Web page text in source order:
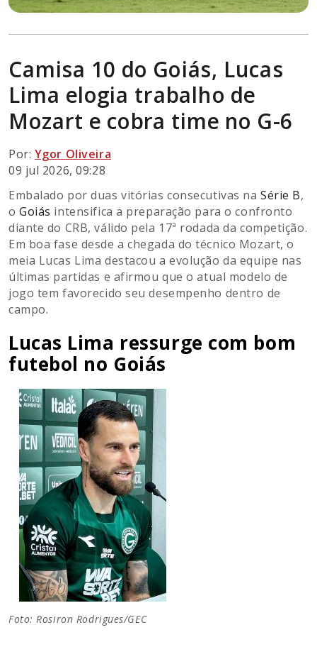
Camisa 10 do Goiás, Lucas
Lima elogia trabalho de
Mozart e cobra time no G-6
Por: Ygor Oliveira
09 jul 2026, 09:28
Embalado por duas vitórias consecutivas naSérie B,
oGoiás intensifica a preparação para o confronto
diante do CRB, válido pela 17ª rodada da competição.
Em boa fase desde a chegada do técnico Mozart, o
meia Lucas Lima destacou a evolução da equipe nas
últimas partidas e afirmou que o atual modelo de
jogo tem favorecido seu desempenho dentro de
campo.
Lucas Lima ressurge com bom
futebol no Goiás
Foto: Rosiron Rodrigues/GEC